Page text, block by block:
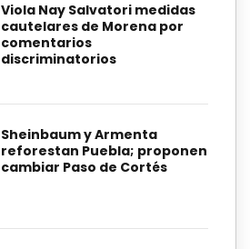
Viola Nay Salvatori medidas
cautelares de Morena por
comentarios
discriminatorios
Sheinbaum y Armenta
reforestan Puebla; proponen
cambiar Paso de Cortés